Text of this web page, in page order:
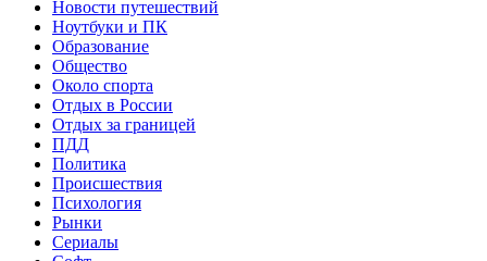
Новости путешествий
Ноутбуки и ПК
Образование
Общество
Около спорта
Отдых в России
Отдых за границей
ПДД
Политика
Происшествия
Психология
Рынки
Сериалы